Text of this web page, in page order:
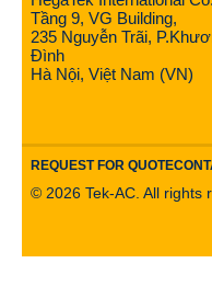
Tầng 9, VG Building,
235 Nguyễn Trãi,
Đình
Hà Nội, Việt Nam (VN)
REQUEST FOR QUOTE
© 2026 Tek-AC. All rights